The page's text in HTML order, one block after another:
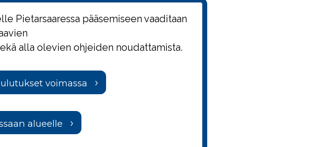
Pietarsaaressa pääsemiseen vaaditaan
alla olevien ohjeiden noudattamista.
voimassa
alueelle